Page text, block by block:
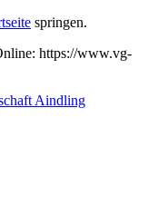
springen.
https://www.vg-